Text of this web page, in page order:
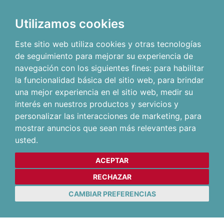
Utilizamos cookies
Este sitio web utiliza cookies y otras tecnologías
de seguimiento para mejorar su experiencia de
navegación con los siguientes fines: para habilitar
la funcionalidad básica del sitio web, para brindar
una mejor experiencia en el sitio web, medir su
interés en nuestros productos y servicios y
personalizar las interacciones de marketing, para
mostrar anuncios que sean más relevantes para
usted.
ACEPTAR
RECHAZAR
CAMBIAR PREFERENCIAS